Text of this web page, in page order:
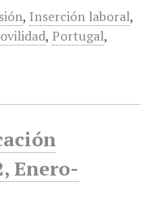
, Inserción laboral,
, Portugal,
Enero-